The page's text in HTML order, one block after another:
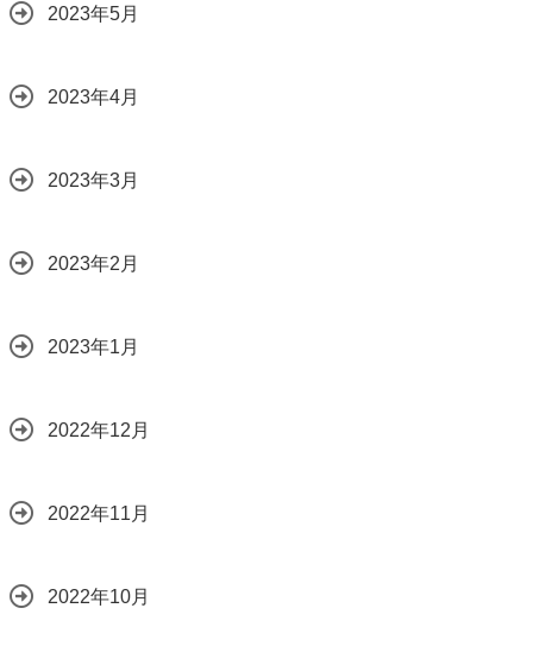
2023年5月
2023年4月
2023年3月
2023年2月
2023年1月
2022年12月
2022年11月
2022年10月